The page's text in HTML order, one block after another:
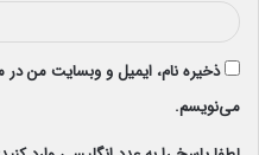
ذخیره نام، ایمیل و وبسایت من در
می‌نویسم.